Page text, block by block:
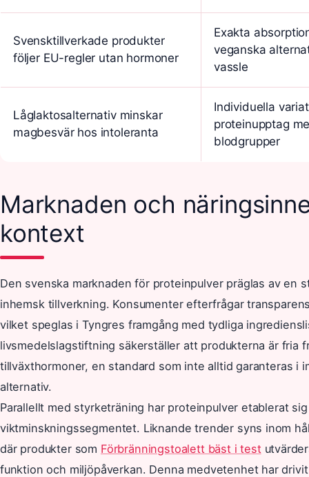
Svensktillverkade produkter
följer EU-regler utan hormoner
Exakta
veganska
vassle
Låglaktosalternativ minskar
magbesvär hos intoleranta
Individuella
proteinupptag
blodgrupper
Marknaden och
kontext
Den svenska marknaden för proteinpulver präglas av en
inhemsk tillverkning. Konsumenter efterfrågar
vilket speglas i Tyngres framgång med tydliga
livsmedelslagstiftning säkerställer att produkterna är fria
tillväxthormoner, en standard som inte alltid garanteras i
alternativ.
Parallellt med styrketräning har proteinpulver etablerat
viktminskningssegmentet. Liknande trender syns inom
där produkter som Förbränningstoalett bäst i test
funktion och miljöpåverkan. Denna medvetenhet har